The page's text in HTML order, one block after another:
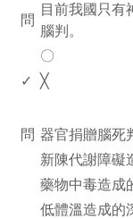
問
目前我國只有
腦判。
〇
✓ ╳
問 器官捐贈腦死
新陳代謝障礙
藥物中毒造成
低體溫造成的